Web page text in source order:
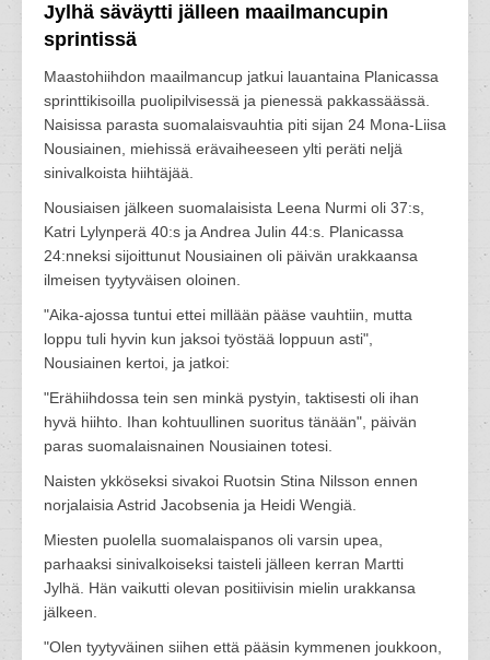
Jylhä säväytti jälleen maailmancupin
sprintissä
Maastohiihdon maailmancup jatkui lauantaina Planicassa
sprinttikisoilla puolipilvisessä ja pienessä pakkassäässä.
Naisissa parasta suomalaisvauhtia piti sijan 24 Mona-Liisa
Nousiainen, miehissä erävaiheeseen ylti peräti neljä
sinivalkoista hiihtäjää.
Nousiaisen jälkeen suomalaisista Leena Nurmi oli 37:s,
Katri Lylynperä 40:s ja Andrea Julin 44:s. Planicassa
24:nneksi sijoittunut Nousiainen oli päivän urakkaansa
ilmeisen tyytyväisen oloinen.
"Aika-ajossa tuntui ettei millään pääse vauhtiin, mutta
loppu tuli hyvin kun jaksoi työstää loppuun asti",
Nousiainen kertoi, ja jatkoi:
"Erähiihdossa tein sen minkä pystyin, taktisesti oli ihan
hyvä hiihto. Ihan kohtuullinen suoritus tänään", päivän
paras suomalaisnainen Nousiainen totesi.
Naisten ykköseksi sivakoi Ruotsin Stina Nilsson ennen
norjalaisia Astrid Jacobsenia ja Heidi Wengiä.
Miesten puolella suomalaispanos oli varsin upea,
parhaaksi sinivalkoiseksi taisteli jälleen kerran Martti
Jylhä. Hän vaikutti olevan positiivisin mielin urakkansa
jälkeen.
"Olen tyytyväinen siihen että pääsin kymmenen joukkoon,